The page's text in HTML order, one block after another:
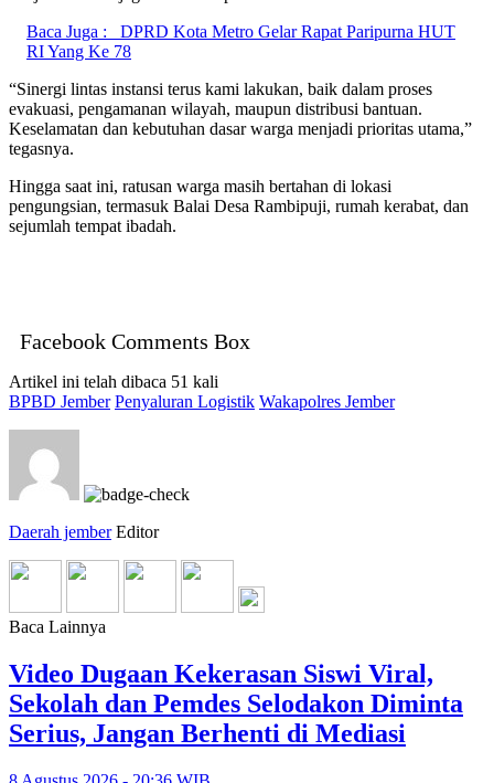
Baca Juga :
DPRD Kota Metro Gelar Rapat Paripurna HUT
RI Yang Ke 78
“Sinergi lintas instansi terus kami lakukan, baik dalam proses
evakuasi, pengamanan wilayah, maupun distribusi bantuan.
Keselamatan dan kebutuhan dasar warga menjadi prioritas utama,”
tegasnya.
Hingga saat ini, ratusan warga masih bertahan di lokasi
pengungsian, termasuk Balai Desa Rambipuji, rumah kerabat, dan
sejumlah tempat ibadah.
Facebook Comments Box
Artikel ini telah dibaca 51 kali
BPBD Jember Penyaluran Logistik Wakapolres Jember
Daerah jember Editor
Baca Lainnya
Video Dugaan Kekerasan Siswi Viral,
Sekolah dan Pemdes Selodakon Diminta
Serius, Jangan Berhenti di Mediasi